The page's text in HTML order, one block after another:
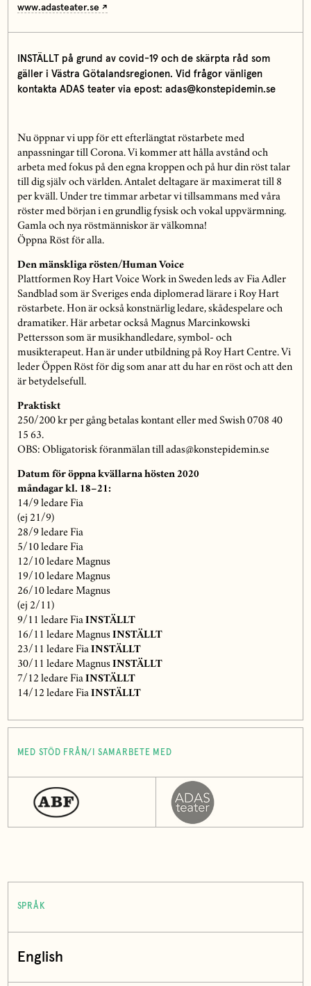
www.adasteater.se
INSTÄLLT på grund av covid-19 och de skärpta råd som
gäller i Västra Götalandsregionen. Vid frågor vänligen
kontakta ADAS teater via epost: adas@konstepidemin.se
Nu öppnar vi upp för ett efterlängtat röstarbete med
anpassningar till Corona. Vi kommer att hålla avstånd och
arbeta med fokus på den egna kroppen och på hur din röst talar
till dig själv och världen. Antalet deltagare är maximerat till 8
per kväll. Under tre timmar arbetar vi tillsammans med våra
röster med början i en grundlig fysisk och vokal uppvärmning.
Gamla och nya röstmänniskor är välkomna!
Öppna Röst för alla.
Den mänskliga rösten/Human Voice
Plattformen Roy Hart Voice Work in Sweden leds av Fia Adler
Sandblad som är Sveriges enda diplomerad lärare i Roy Hart
röstarbete. Hon är också konstnärlig ledare, skådespelare och
dramatiker. Här arbetar också Magnus Marcinkowski
Pettersson som är musikhandledare, symbol- och
musikterapeut. Han är under utbildning på Roy Hart Centre. Vi
leder Öppen Röst för dig som anar att du har en röst och att den
är betydelsefull.
Praktiskt
250/200 kr per gång betalas kontant eller med Swish 0708 40
15 63.
OBS: Obligatorisk föranmälan till adas@konstepidemin.se
Datum för öppna kvällarna hösten 2020
måndagar kl. 18–21:
14/9 ledare Fia
(ej 21/9)
28/9 ledare Fia
5/10 ledare Fia
12/10 ledare Magnus
19/10 ledare Magnus
26/10 ledare Magnus
(ej 2/11)
9/11 ledare Fia INSTÄLLT
16/11 ledare Magnus INSTÄLLT
23/11 ledare Fia INSTÄLLT
30/11 ledare Magnus INSTÄLLT
7/12 ledare Fia INSTÄLLT
14/12 ledare Fia INSTÄLLT
MED STÖD FRÅN/I SAMARBETE MED
SPRÅK
English